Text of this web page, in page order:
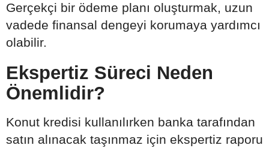
Gerçekçi bir ödeme planı oluşturmak, uzun
vadede finansal dengeyi korumaya yardımcı
olabilir.
Ekspertiz Süreci Neden
Önemlidir?
Konut kredisi kullanılırken banka tarafından
satın alınacak taşınmaz için ekspertiz raporu